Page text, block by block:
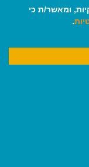
ומאשר/ת כי
.